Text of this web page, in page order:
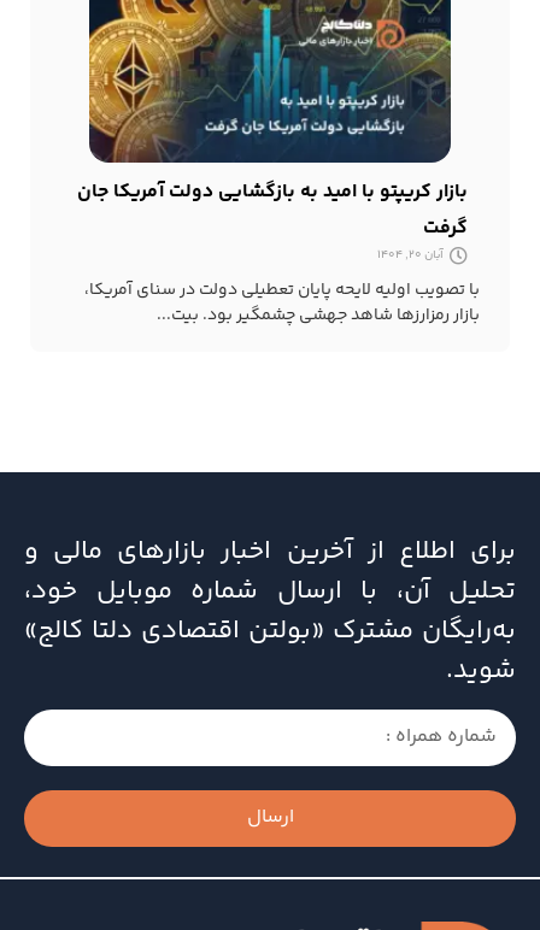
بازار کریپتو با امید به بازگشایی دولت آمریکا جان
گرفت
آبان 20, 1404
با تصویب اولیه لایحه پایان تعطیلی دولت در سنای آمریکا،
بازار رمزارزها شاهد جهشی چشمگیر بود. بیت...
برای اطلاع از آخرین اخبار بازارهای مالی و
تحلیل آن، با ارسال شماره موبایل خود،
به‌رایگان مشترک «بولتن اقتصادی دلتا کالج»
شوید.
ارسال